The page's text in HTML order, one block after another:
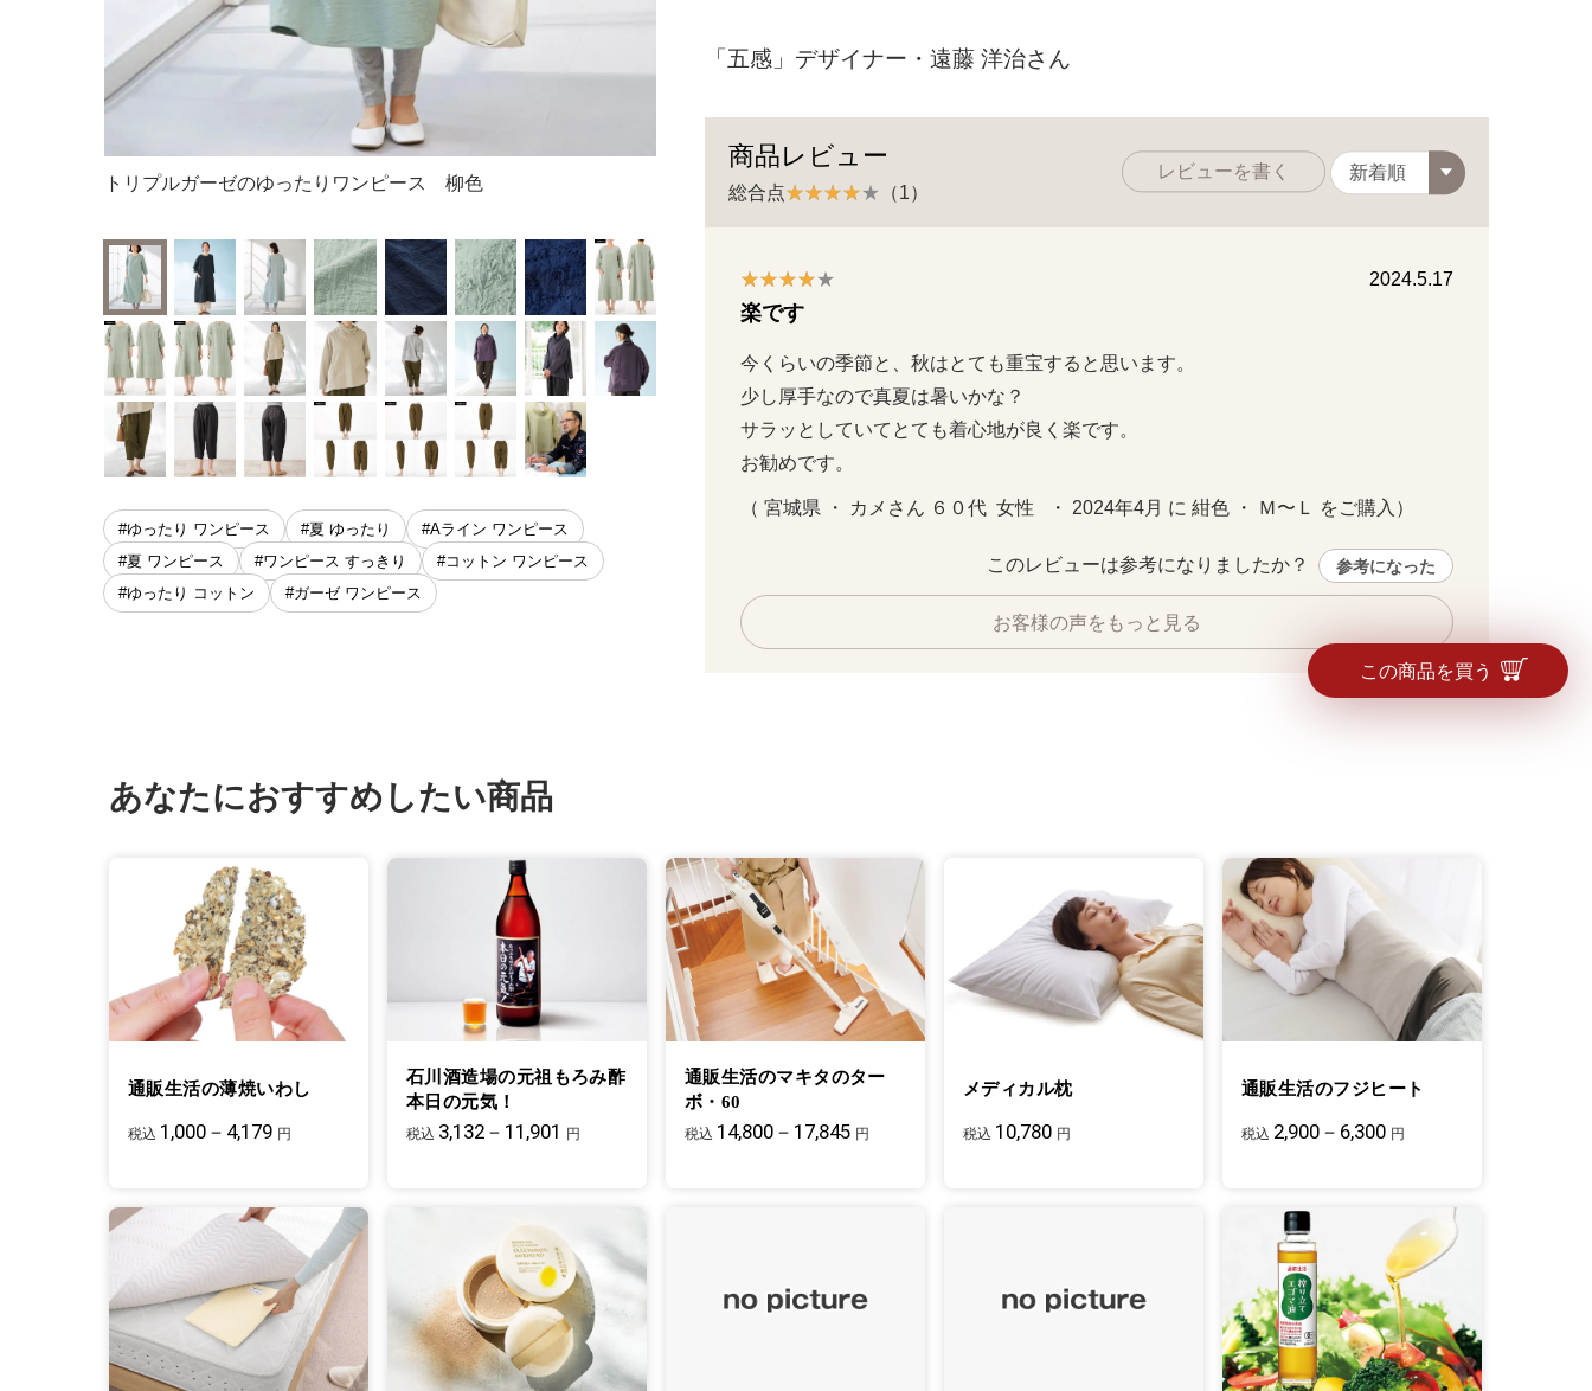
トリプルガーゼのゆったりワンピース 柳色 トリプルガーゼのゆったりワンピース 紺色 トリプルガーゼのゆったりワンピース 柳
#ゆったり ワンピース #夏 ゆったり
#Aライン ワンピース
#夏 ワンピース
#ワンピース すっきり
#コットン ワンピース
#ゆったり コットン
#ガーゼ ワンピース
「五感」デザイナー・遠藤 洋治さん
商品レビュー
総合点 （1）
レビューを書く
2024.5.17
楽です
今くらいの季節と、秋はとても重宝すると思います。
少し厚手なので真夏は暑いかな？
サラッとしていてとても着心地が良く楽です。
お勧めです。
（ 宮城県 ・ カメさん ６０代  女性   ・ 2024年4月 に 紺色 ・ Ｍ〜Ｌ をご購入）
このレビューは参考になりましたか？ 参考になった
お客様の声をもっと見る
この商品を買う
あなたにおすすめしたい商品
通販生活の薄焼いわし
税込 1,000－4,179 円
石川酒造場の元祖もろみ酢
本日の元気！
税込 3,132－11,901 円
通販生活のマキタのター
ボ・60
税込 14,800－17,845 円
メディカル枕
税込 10,780 円
通販生活のフジヒート
税込 2,900－6,300 円